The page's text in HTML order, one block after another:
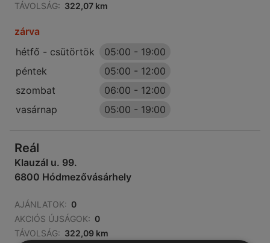
TÁVOLSÁG: 322,07 km
zárva
hétfő - csütörtök
05:00 - 19:00
péntek
05:00 - 12:00
szombat
06:00 - 12:00
vasárnap
05:00 - 19:00
Reál
Klauzál u. 99.
6800 Hódmezővásárhely
AJÁNLATOK: 0
AKCIÓS ÚJSÁGOK: 0
TÁVOLSÁG: 322,09 km